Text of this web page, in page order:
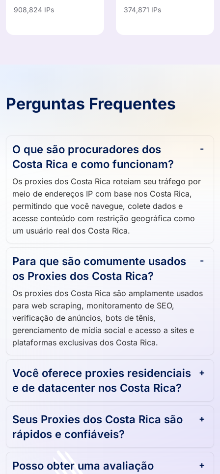
908,824 IPs 374,871 IPs
Perguntas Frequentes
O que são procuradores dos
Costa Rica e como funcionam?
Os proxies dos Costa Rica roteiam seu tráfego por
meio de endereços IP com base nos Costa Rica,
permitindo que você navegue, colete dados e
acesse conteúdo com restrição geográfica como
um usuário real dos Costa Rica.
Para que são comumente usados ​​
os Proxies dos Costa Rica?
Os proxies dos Costa Rica são amplamente usados ​​
para web scraping, monitoramento de SEO,
verificação de anúncios, bots de tênis,
gerenciamento de mídia social e acesso a sites e
plataformas exclusivas dos Costa Rica.
Você oferece proxies residenciais
e de datacenter nos Costa Rica?
Seus Proxies dos Costa Rica são
rápidos e confiáveis?
Posso obter uma avaliação